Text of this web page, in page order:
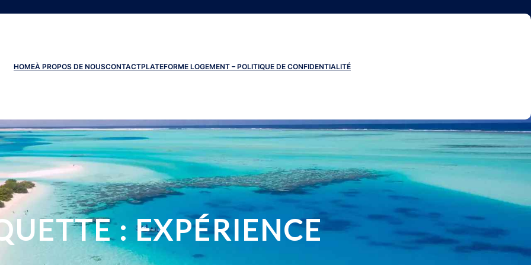
HOMEÀ PROPOS DE NOUSCONTACTPLATEFORME LOGEMENT – POLITIQUE DE CONFIDENTIALITÉ
: EXPÉRIENCE